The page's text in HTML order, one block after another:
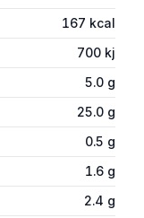
167 kcal
700 kj
5.0 g
25.0 g
0.5 g
1.6 g
2.4 g